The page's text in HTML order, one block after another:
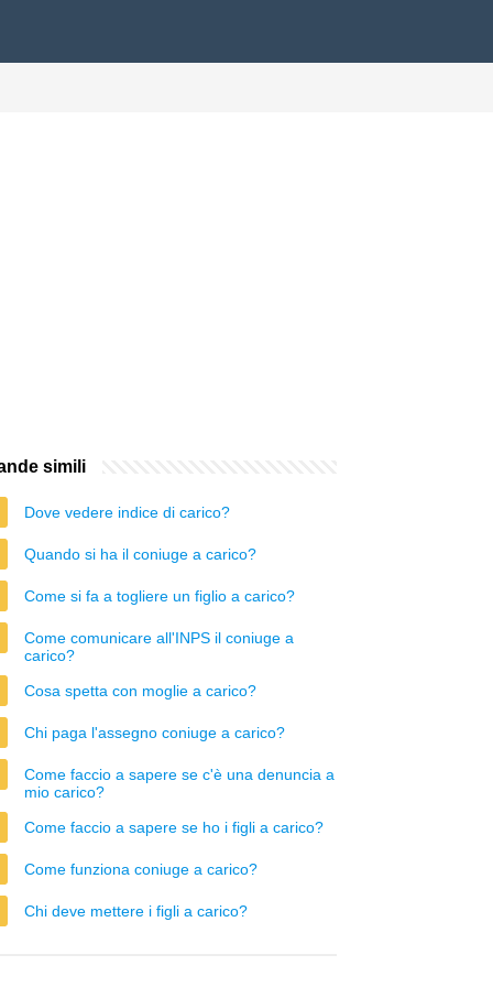
simili
Dove vedere indice di carico?
Quando si ha il coniuge a carico?
Come si fa a togliere un figlio a carico?
Come comunicare all'INPS il coniuge a
carico?
Cosa spetta con moglie a carico?
Chi paga l'assegno coniuge a carico?
Come faccio a sapere se c'è una denuncia a
mio carico?
Come faccio a sapere se ho i figli a carico?
Come funziona coniuge a carico?
Chi deve mettere i figli a carico?